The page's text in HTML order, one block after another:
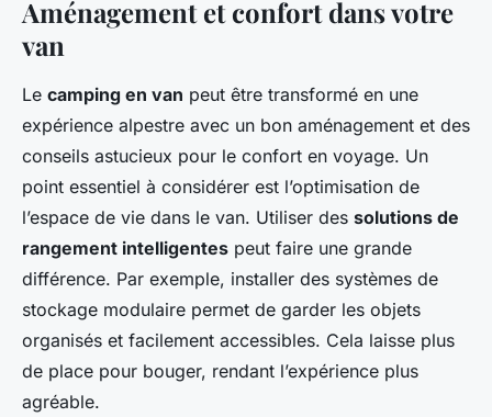
Aménagement et confort dans votre
van
Le camping en van peut être transformé en une
expérience alpestre avec un bon aménagement et des
conseils astucieux pour le confort en voyage. Un
point essentiel à considérer est l’optimisation de
l’espace de vie dans le van. Utiliser des solutions de
rangement intelligentes peut faire une grande
différence. Par exemple, installer des systèmes de
stockage modulaire permet de garder les objets
organisés et facilement accessibles. Cela laisse plus
de place pour bouger, rendant l’expérience plus
agréable.